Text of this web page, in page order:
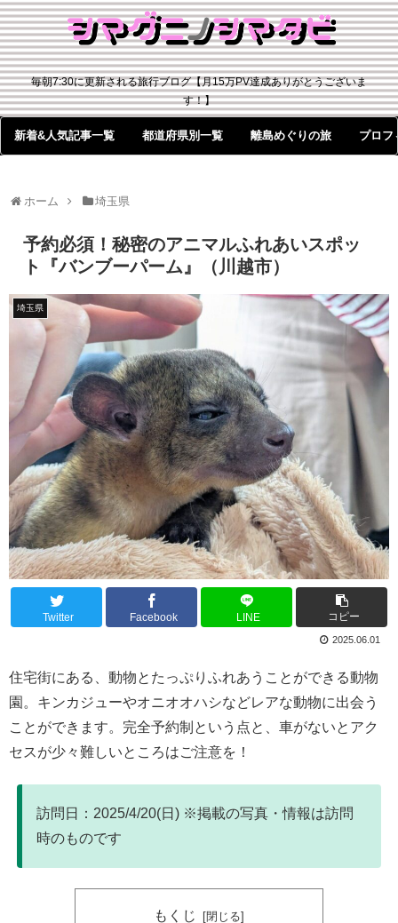
毎朝7:30に更新される旅行ブログ【月15万PV達成ありがとうございま
す！】
新着&人気記事一覧 都道府県別一覧 離島めぐりの旅 プロフ
ホーム 埼玉県
予約必須！秘密のアニマルふれあいスポッ
ト『バンブーパーム』（川越市）
埼玉県
Twitter Facebook LINE コピー
2025.06.01
住宅街にある、動物とたっぷりふれあうことができる動物
園。キンカジューやオニオオハシなどレアな動物に出会う
ことができます。完全予約制という点と、車がないとアク
セスが少々難しいところはご注意を！
訪問日：2025/4/20(日) ※掲載の写真・情報は訪問
時のものです
もくじ